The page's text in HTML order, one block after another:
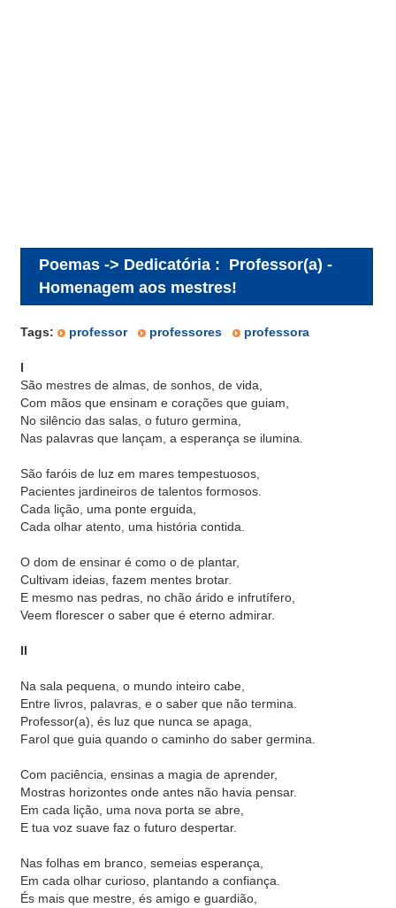
Poemas -> Dedicatória : Professor(a) -
Homenagem aos mestres!
Tags: professor professores professora
I
São mestres de almas, de sonhos, de vida,
Com mãos que ensinam e corações que guiam,
No silêncio das salas, o futuro germina,
Nas palavras que lançam, a esperança se ilumina.
São faróis de luz em mares tempestuosos,
Pacientes jardineiros de talentos formosos.
Cada lição, uma ponte erguida,
Cada olhar atento, uma história contida.
O dom de ensinar é como o de plantar,
Cultivam ideias, fazem mentes brotar.
E mesmo nas pedras, no chão árido e infrutífero,
Veem florescer o saber que é eterno admirar.
II
Na sala pequena, o mundo inteiro cabe,
Entre livros, palavras, e o saber que não termina.
Professor(a), és luz que nunca se apaga,
Farol que guia quando o caminho do saber germina.
Com paciência, ensinas a magia de aprender,
Mostras horizontes onde antes não havia pensar.
Em cada lição, uma nova porta se abre,
E tua voz suave faz o futuro despertar.
Nas folhas em branco, semeias esperança,
Em cada olhar curioso, plantando a confiança.
És mais que mestre, és amigo e guardião,